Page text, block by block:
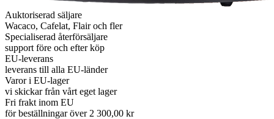
Auktoriserad säljare
Wacaco, Cafelat, Flair och fler
Specialiserad återförsäljare
support före och efter köp
EU-leverans
leverans till alla EU-länder
Varor i EU-lager
vi skickar från vårt eget lager
Fri frakt inom EU
för beställningar över 2 300,00 kr